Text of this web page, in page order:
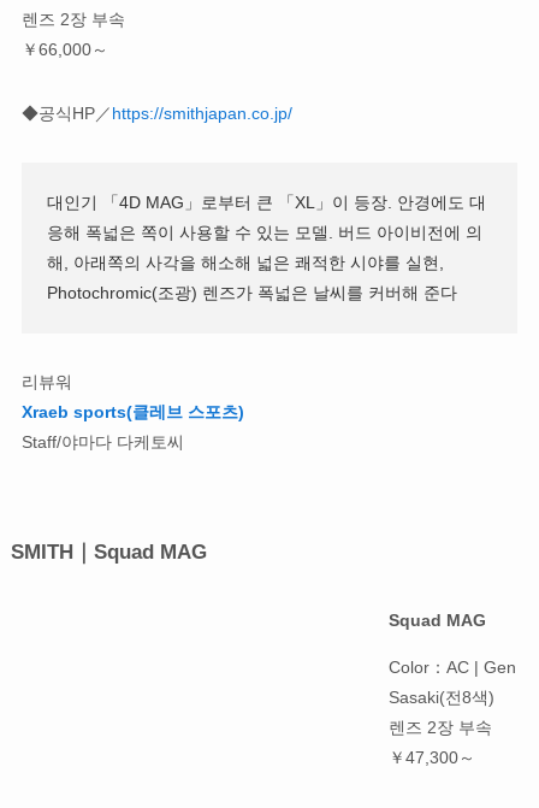
렌즈 2장 부속
￥66,000～
◆공식HP／https://smithjapan.co.jp/
대인기 「4D MAG」로부터 큰 「XL」이 등장. 안경에도 대
응해 폭넓은 쪽이 사용할 수 있는 모델. 버드 아이비전에 의
해, 아래쪽의 사각을 해소해 넓은 쾌적한 시야를 실현,
Photochromic(조광) 렌즈가 폭넓은 날씨를 커버해 준다
리뷰워
Xraeb sports(클레브 스포츠)
Staff/야마다 다케토씨
SMITH｜Squad MAG
Squad MAG
Color：AC | Gen
Sasaki(전8색)
렌즈 2장 부속
￥47,300～